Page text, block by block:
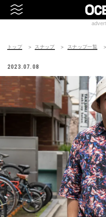
トップ スナップ スナップ一覧
2023.07.08